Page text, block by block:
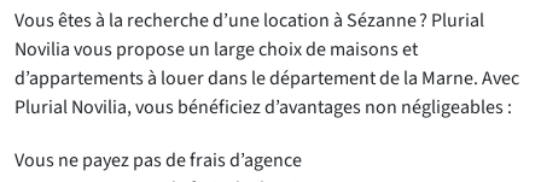
Vous êtes à la recherche d’une location à Sézanne ? Plurial
Novilia vous propose un large choix de maisons et
d’appartements à louer dans le département de la Marne. Avec
Plurial Novilia, vous bénéficiez d’avantages non négligeables :
Vous ne payez pas de frais d’agence